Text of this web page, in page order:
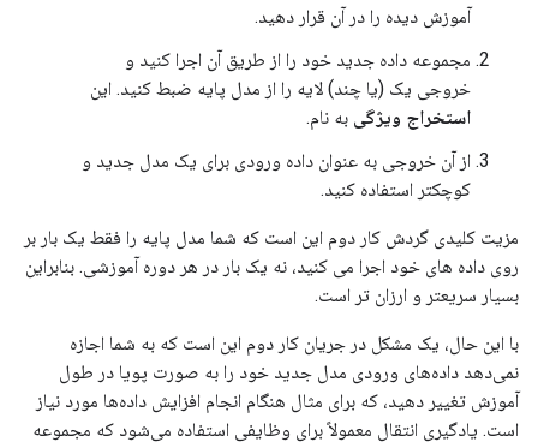
آموزش دیده را در آن قرار دهید.
مجموعه داده جدید خود را از طریق آن اجرا کنید و
خروجی یک (یا چند) لایه را از مدل پایه ضبط کنید. این
استخراج ویژگی به نام.
از آن خروجی به عنوان داده ورودی برای یک مدل جدید و
کوچکتر استفاده کنید.
مزیت کلیدی گردش کار دوم این است که شما مدل پایه را فقط یک بار بر
روی داده های خود اجرا می کنید، نه یک بار در هر دوره آموزشی. بنابراین
بسیار سریعتر و ارزان تر است.
با این حال، یک مشکل در جریان کار دوم این است که به شما اجازه
نمی‌دهد داده‌های ورودی مدل جدید خود را به صورت پویا در طول
آموزش تغییر دهید، که برای مثال هنگام انجام افزایش داده‌ها مورد نیاز
است. یادگیری انتقال معمولاً برای وظایفی استفاده می‌شود که مجموعه